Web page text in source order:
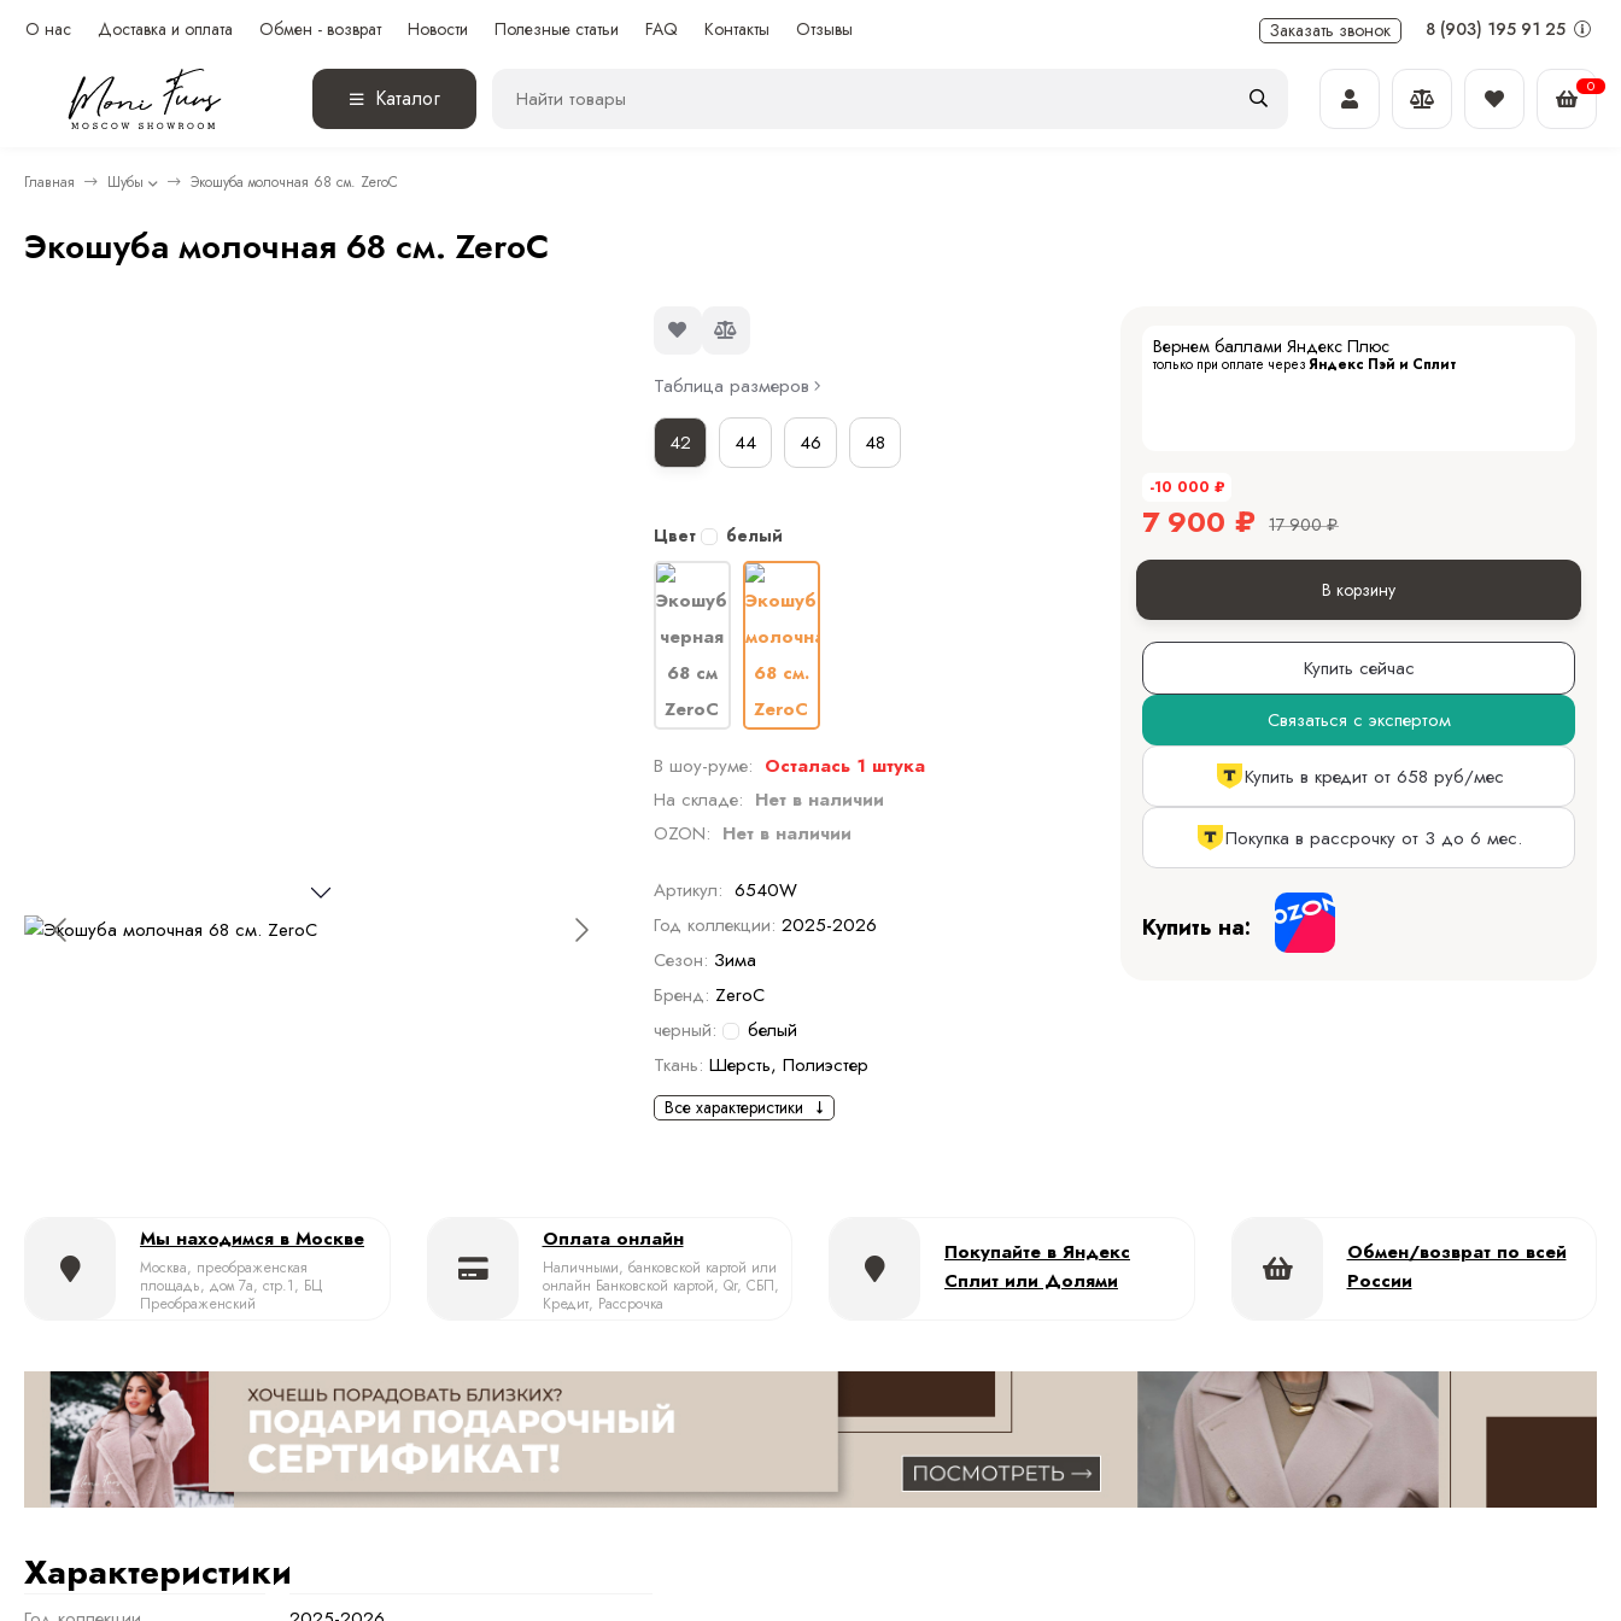
О нас Доставка и оплата Обмен - возврат Новости Полезные статьи FAQ Контакты Отзывы Заказать звонок 8 (903) 195 91 25
Каталог 0
Главная Шубы Экошуба молочная 68 см. ZeroC
Экошуба молочная 68 см. ZeroC
Таблица размеров
42 44 46 48
Цвет белый
В шоу-руме: Осталась 1 штука
На складе: Нет в наличии
OZON: Нет в наличии
Артикул: 6540W
Год коллекции: 2025-2026
Сезон: Зима
Бренд: ZeroC
черный:
белый
Ткань: Шерсть, Полиэстер
Все характеристики
Вернем баллами Яндекс Плюс
только при оплате черезЯндекс Пэй и Сплит
-10 000 ₽
7 900 ₽ 17 900 ₽
В корзину
Купить сейчас
Связаться с экспертом
Купить в кредит от 658 руб/мес
Покупка в рассрочку от 3 до 6 мес.
Купить на:
Мы находимся в Москве
Москва, преображенская
площадь, дом 7а, стр.1, БЦ
Преображенский
Оплата онлайн
Наличными, банковской картой или
онлайн Банковской картой, Qr, СБП,
Кредит, Рассрочка
Покупайте в Яндекс
Сплит или Долями
Обмен/возврат по всей
России
Характеристики